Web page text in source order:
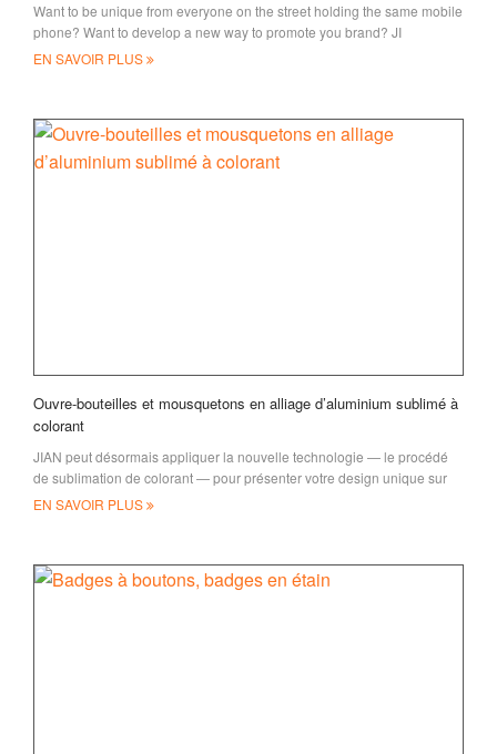
Want to be unique from everyone on the street holding the same mobile
phone? Want to develop a new way to promote you brand? JI
EN SAVOIR PLUS
Ouvre-bouteilles et mousquetons en alliage d’aluminium sublimé à
colorant
JIAN peut désormais appliquer la nouvelle technologie — le procédé
de sublimation de colorant — pour présenter votre design unique sur
les mousquetons et ouvrir la bouteille
EN SAVOIR PLUS